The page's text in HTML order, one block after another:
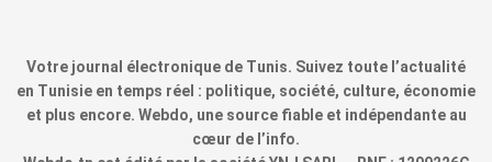
Votre journal électronique de Tunis. Suivez toute l’actualité
en Tunisie en temps réel : politique, société, culture, économie
et plus encore. Webdo, une source fiable et indépendante au
cœur de l’info.